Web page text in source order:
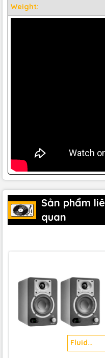
2 cảm biến cảm ứng
Hỗ trợ kết nối USB. Linh
nối
Weight:
Sản phẩm
quan
Fluid
Audio